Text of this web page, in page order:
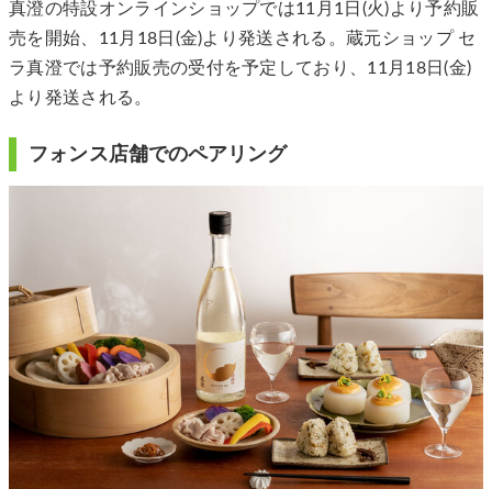
真澄の特設オンラインショップでは11月1日(火)より予約販
売を開始、11⽉18日(金)より発送される。蔵元ショップ セ
ラ真澄では予約販売の受付を予定しており、11⽉18日(金)
より発送される。
フォンス店舗でのペアリング